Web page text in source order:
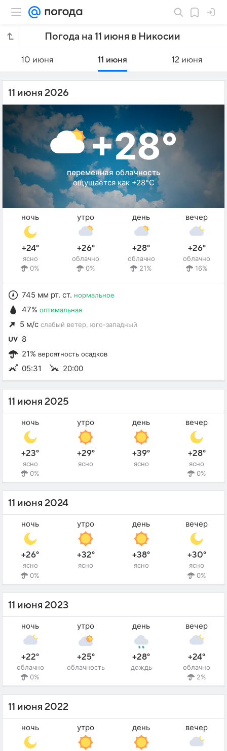
Погода на 11 июня в Никосии
10 июня 11 июня 12 июня
11 июня 2026
+28°
переменная облачность
ощущается как +28°C
ночь
+24°
ясно
0%
утро
+26°
облачно
0%
день
+28°
облачно
21%
вечер
+26°
облачно
16%
745 мм рт. ст. нормальное
47% оптимальная
5 м/с слабый ветер , юго-западный
8
21% вероятность осадков
05:31 20:00
11 июня 2025
ночь
+23°
ясно
0%
утро
+29°
ясно
день
+39°
ясно
вечер
+28°
ясно
0%
11 июня 2024
ночь
+26°
ясно
0%
утро
+32°
ясно
день
+38°
ясно
вечер
+30°
ясно
0%
11 июня 2023
ночь
+22°
облачно
0%
утро
+25°
облачность
день
+28°
дождь
вечер
+24°
облачно
2%
11 июня 2022
ночь утро день вечер